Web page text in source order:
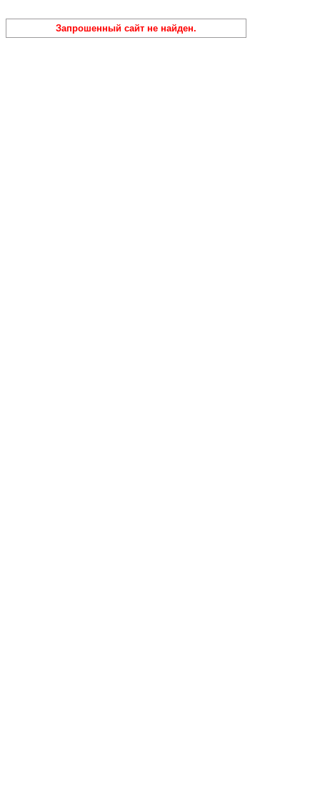
Запрошенный сайт не найден.